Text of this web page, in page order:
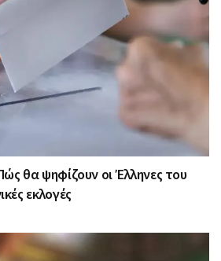
θα ψηφίζουν οι Έλληνες του
εκλογές